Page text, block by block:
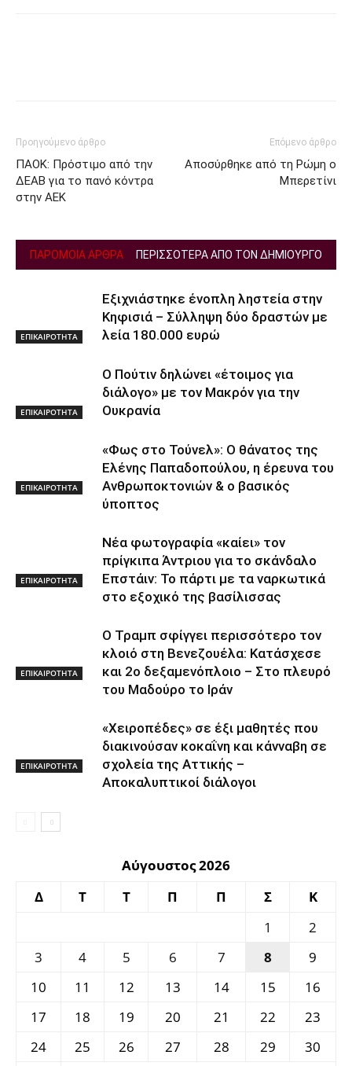
Προηγούμενο άρθρο
ΠΑΟΚ: Πρόστιμο από την
ΔΕΑΒ για το πανό κόντρα
στην ΑΕΚ
Επόμενο άρθρο
Αποσύρθηκε από τη Ρώμη ο
Μπερετίνι
ΠΑΡΟΜΟΙΑ ΑΡΘΡΑ ΠΕΡΙΣΣΟΤΕΡΑ ΑΠΟ ΤΟΝ ΔΗΜΙΟΥΡΓΟ
ΕΠΙΚΑΙΡΟΤΗΤΑ
Εξιχνιάστηκε ένοπλη ληστεία στην
Κηφισιά – Σύλληψη δύο δραστών με
λεία 180.000 ευρώ
ΕΠΙΚΑΙΡΟΤΗΤΑ
Ο Πούτιν δηλώνει «έτοιμος για
διάλογο» με τον Μακρόν για την
Ουκρανία
ΕΠΙΚΑΙΡΟΤΗΤΑ
«Φως στο Τούνελ»: Ο θάνατος της
Ελένης Παπαδοπούλου, η έρευνα του
Ανθρωποκτονιών & ο βασικός
ύποπτος
ΕΠΙΚΑΙΡΟΤΗΤΑ
Νέα φωτογραφία «καίει» τον
πρίγκιπα Άντριου για το σκάνδαλο
Επστάιν: Το πάρτι με τα ναρκωτικά
στο εξοχικό της βασίλισσας
ΕΠΙΚΑΙΡΟΤΗΤΑ
Ο Τραμπ σφίγγει περισσότερο τον
κλοιό στη Βενεζουέλα: Κατάσχεσε
και 2ο δεξαμενόπλοιο – Στο πλευρό
του Μαδούρο το Ιράν
ΕΠΙΚΑΙΡΟΤΗΤΑ
«Χειροπέδες» σε έξι μαθητές που
διακινούσαν κοκαΐνη και κάνναβη σε
σχολεία της Αττικής –
Αποκαλυπτικοί διάλογοι
Αύγουστος 2026
Δ
Τ Τ Π Π Σ
Κ
1
2
3
4 5 6 7 8
9
10
11 12 13 14 15
16
17
18 19 20 21 22
23
24
25 26 27 28 29
30